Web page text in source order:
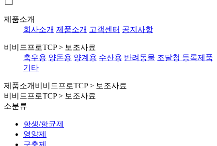
제품소개
회사소개 제품소개 고객센터 공지사항
비비드프로TCP > 보조사료
축우용 양돈용 양계용 수산용 반려동물 조달청 등록제품
기타
제품소개 비비드프로TCP > 보조사료
비비드프로TCP > 보조사료
소분류
항생/항균제
영양제
구충제